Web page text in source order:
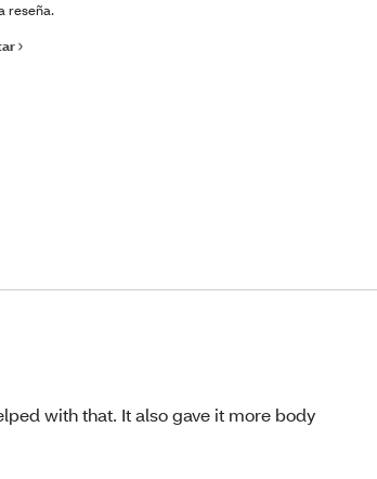
reseña.
with that. It also gave it more body